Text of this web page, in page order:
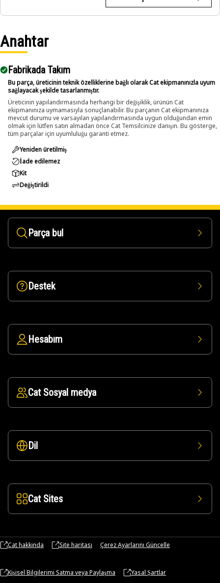
Anahtar
Fabrikada Takım
Bu parça, üreticinin teknik özelliklerine bağlı olarak Cat ekipmanınızla uyum
sağlayacak şekilde tasarlanmıştır.
Üreticinin yapılandırmasında herhangi bir değişiklik, ürünün Cat
ekipmanınıza uymamasıyla sonuçlanabilir. Bu parçanın Cat ekipmanınıza
mevcut durumu ve varsayılan yapılandırmasında uygun olduğundan emin
olmak için lütfen satın almadan önce Cat Temsilcinize danışın. Bu gösterge,
tüm parçalar için uyumluluğu garanti etmez.
Yeniden üretilmiş
İade edilemez
Kit
Değiştirildi
Parça bul
Destek
Hesabım
Cat Sosyal medya
Dil
Cat Sites
Cat hakkında Site haritası Çerez Ayarlarını Güncelle
Kişisel Bilgilerimi Satma veya Paylaşma Yasal Şartlar